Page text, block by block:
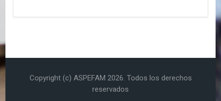
Copyright (c) ASPEFAM 2026. Todos los derechos
reservados